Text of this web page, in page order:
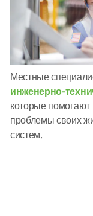
Местные
инженерно-
которые
проблемы своих
систем.